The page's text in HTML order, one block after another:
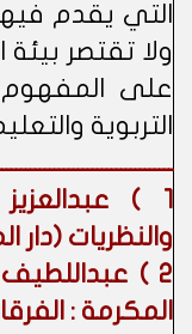
التي يقدم
ولا تقتصر بيئة
على المفهوم
التربوية
1 )
والنظريات (دار
2 )
المكرمة : الفرقان،